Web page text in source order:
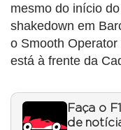
mesmo do início
shakedown em
o Smooth
está à frente da
Faça o
de